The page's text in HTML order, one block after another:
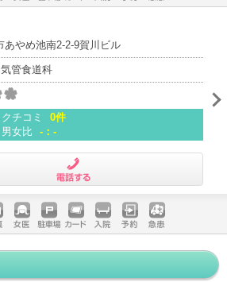
女医 駐車場
クレジッ
入院 予約 急患
あやめ池南2-2-9賀川ビル
管食道科
クチコミ
0件
男女比 -：-
女医 駐車場
クレジッ
トカード
入院 予約 急患